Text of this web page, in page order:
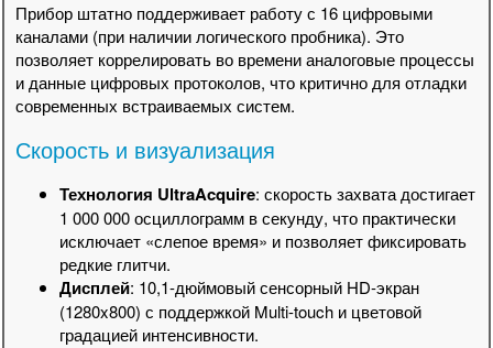
Прибор штатно поддерживает работу с 16 цифровыми
каналами (при наличии логического пробника). Это
позволяет коррелировать во времени аналоговые процессы
и данные цифровых протоколов, что критично для отладки
современных встраиваемых систем.
Скорость и визуализация
Технология UltraAcquire: скорость захвата достигает
1 000 000 осциллограмм в секунду, что практически
исключает «слепое время» и позволяет фиксировать
редкие глитчи.
Дисплей: 10,1-дюймовый сенсорный HD-экран
(1280x800) с поддержкой Multi-touch и цветовой
градацией интенсивности.